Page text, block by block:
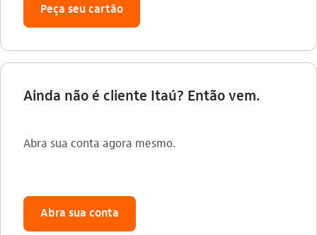
Peça seu cartão
Ainda não é cliente Itaú? Então vem.
Abra sua conta agora mesmo.
Abra sua conta